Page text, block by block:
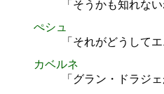
「そうかも知れな
ぺシュ
「それがどうして
カベルネ
「グラン・ドラジ